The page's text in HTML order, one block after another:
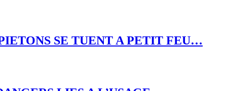
SE TUENT A PETIT FEU…